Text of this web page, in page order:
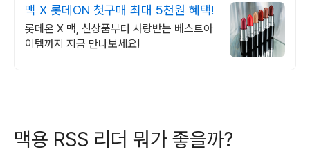
맥 X 롯데ON 첫구매 최대 5천원 혜택!
롯데온 X 맥, 신상품부터 사랑받는 베스트아
이템까지 지금 만나보세요!
맥용 RSS 리더 뭐가 좋을까?